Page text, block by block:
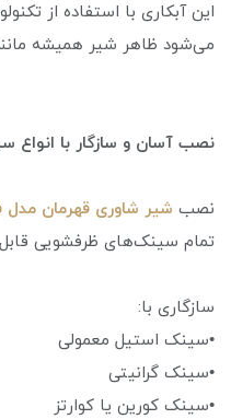
این آبکاری با استفاده از
می‌شود ظاهر شیر همیشه مانند
نصب آسان و سازگار با انواع
نصب شیر شاوری قهرمان مدل
تمام سینک‌های ظرفشویی
سازگاری با:
•سینک استیل معمولی
•سینک گرانیتی
•سینک کورین یا کوارتز